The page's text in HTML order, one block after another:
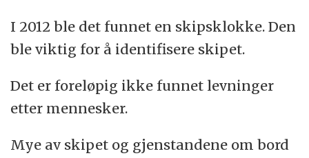
I 2012 ble det funnet en skipsklokke. Den
ble viktig for å identifisere skipet.
Det er foreløpig ikke funnet levninger
etter mennesker.
Mye av skipet og gjenstandene om bord